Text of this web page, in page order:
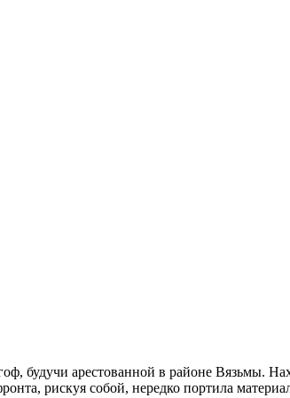
будучи арестованной в районе Вязьмы.
рискуя собой, нередко портила